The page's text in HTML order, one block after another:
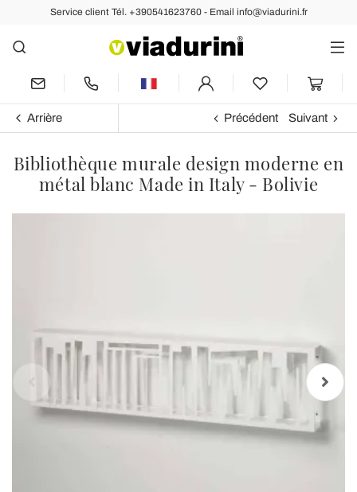
Service client Tél. +390541623760 - Email info@viadurini.fr
Arrière Précédent Suivant
Bibliothèque murale design moderne en
métal blanc Made in Italy - Bolivie